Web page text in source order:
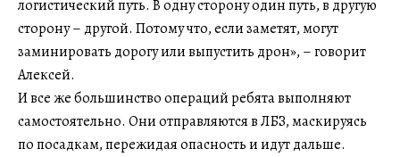
логистический путь. В одну сторону один путь, в другую
сторону – другой. Потому что, если заметят, могут
заминировать дорогу или выпустить дрон», – говорит
Алексей.
И все же большинство операций ребята выполняют
самостоятельно. Они отправляются в ЛБЗ, маскируясь
по посадкам, пережидая опасность и идут дальше.